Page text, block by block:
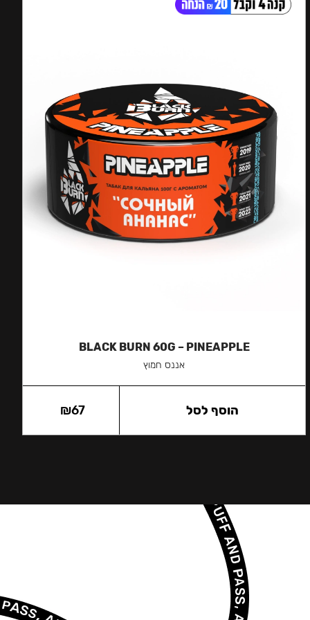
BLACK BURN 60G – PINEAPPLE
אננס חמוץ
₪67 הוסף לסל